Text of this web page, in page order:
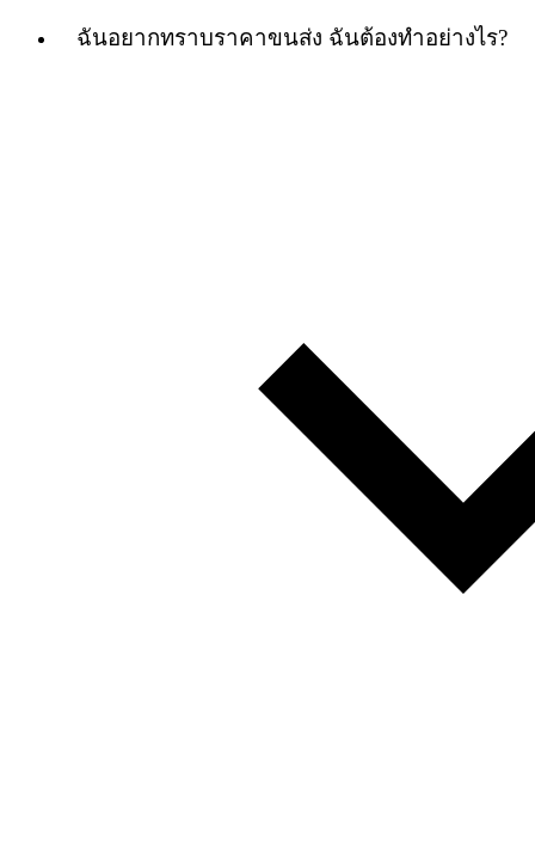
ฉันอยากทราบราคาขนส่ง ฉันต้องทำอย่างไร?